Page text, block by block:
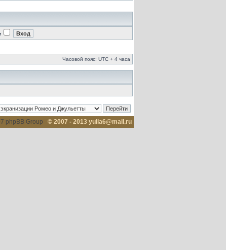
Часовой пояс: UTC + 4 часа
phpBB Group © 2007 - 2013 yulia6@mail.ru